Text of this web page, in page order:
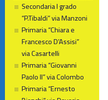
Secondaria I grado
“P.Tibaldi” via Manzoni
Primaria “Chiara e
Francesco D’Assisi”
via Casartelli
Primaria “Giovanni
Paolo II” via Colombo
Primaria “Ernesto